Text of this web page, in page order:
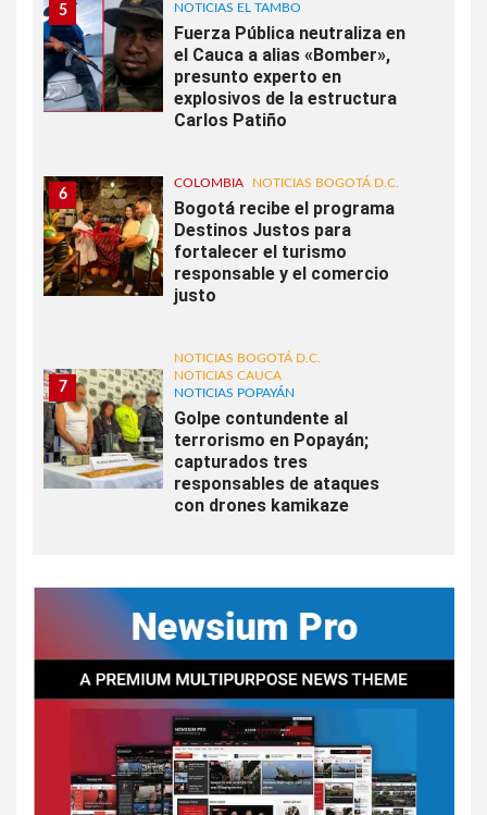
5
NOTICIAS EL TAMBO
Fuerza Pública neutraliza en
el Cauca a alias «Bomber»,
presunto experto en
explosivos de la estructura
Carlos Patiño
6
COLOMBIA NOTICIAS BOGOTÁ D.C.
Bogotá recibe el programa
Destinos Justos para
fortalecer el turismo
responsable y el comercio
justo
7
NOTICIAS BOGOTÁ D.C.
NOTICIAS CAUCA
NOTICIAS POPAYÁN
Golpe contundente al
terrorismo en Popayán;
capturados tres
responsables de ataques
con drones kamikaze